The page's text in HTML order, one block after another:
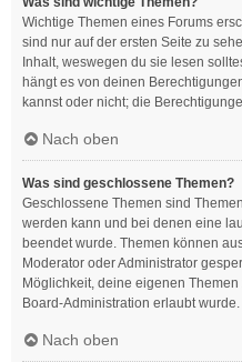
Wichtige Themen eines Forums
sind nur auf der ersten Seite zu
Inhalt, weswegen du sie lesen
hängt es von deinen
kannst oder nicht; die
Nach oben
Was sind geschlossene Themen?
Geschlossene Themen sind
werden kann und bei denen eine
beendet wurde. Themen können
Moderator oder Administrator
Möglichkeit, deine eigenen
Board-Administration erlaubt wurde.
Nach oben